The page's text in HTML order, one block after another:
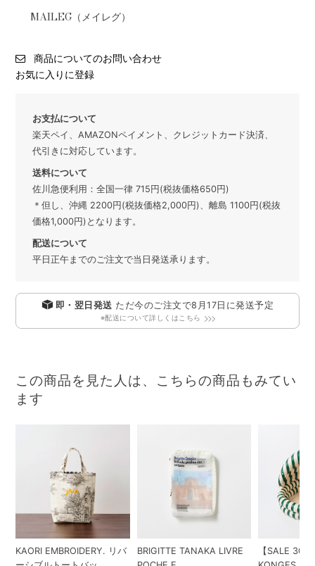
MAILEG（メイレグ）
商品についてのお問い合わせ
お気に入りに登録
お支払について
楽天ペイ、AMAZONペイメント、クレジットカード決済、
代引きに対応しています。
送料について
佐川急便利用：全国一律 715円(税抜価格650円)
＊但し、沖縄 2200円(税抜価格2,000円)、離島 1100円(税抜
価格1,000円)となります。
配送について
平日正午までのご注文で当日発送承ります。
即・翌日発送 ただ今のご注文で8月17日 に発送予定
※配送について詳しくはこちら
この商品を見た人は、こちらの商品もみてい
ます
KAORI EMBROIDERY. リバ
BRIGITTE TANAKA LIVRE
【SALE